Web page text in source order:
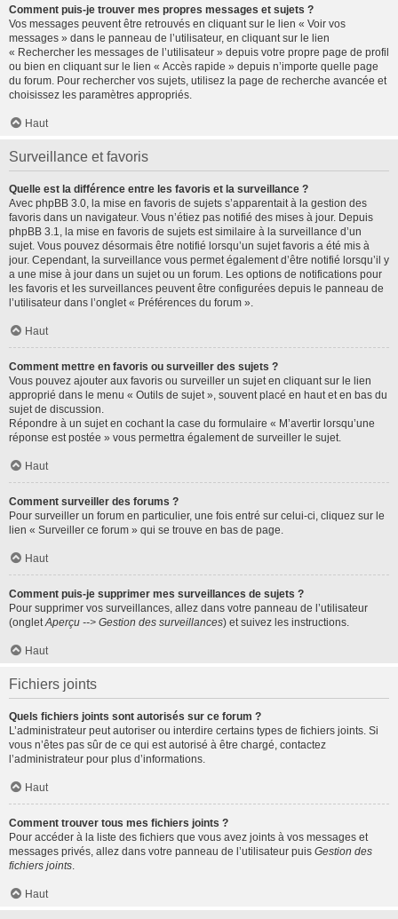
Comment puis-je trouver mes propres messages et sujets ?
Vos messages peuvent être retrouvés en cliquant sur le lien « Voir vos
messages » dans le panneau de l’utilisateur, en cliquant sur le lien
« Rechercher les messages de l’utilisateur » depuis votre propre page de profil
ou bien en cliquant sur le lien « Accès rapide » depuis n’importe quelle page
du forum. Pour rechercher vos sujets, utilisez la page de recherche avancée et
choisissez les paramètres appropriés.
Haut
Surveillance et favoris
Quelle est la différence entre les favoris et la surveillance ?
Avec phpBB 3.0, la mise en favoris de sujets s’apparentait à la gestion des
favoris dans un navigateur. Vous n’étiez pas notifié des mises à jour. Depuis
phpBB 3.1, la mise en favoris de sujets est similaire à la surveillance d’un
sujet. Vous pouvez désormais être notifié lorsqu’un sujet favoris a été mis à
jour. Cependant, la surveillance vous permet également d’être notifié lorsqu’il y
a une mise à jour dans un sujet ou un forum. Les options de notifications pour
les favoris et les surveillances peuvent être configurées depuis le panneau de
l’utilisateur dans l’onglet « Préférences du forum ».
Haut
Comment mettre en favoris ou surveiller des sujets ?
Vous pouvez ajouter aux favoris ou surveiller un sujet en cliquant sur le lien
approprié dans le menu « Outils de sujet », souvent placé en haut et en bas du
sujet de discussion.
Répondre à un sujet en cochant la case du formulaire « M’avertir lorsqu’une
réponse est postée » vous permettra également de surveiller le sujet.
Haut
Comment surveiller des forums ?
Pour surveiller un forum en particulier, une fois entré sur celui-ci, cliquez sur le
lien « Surveiller ce forum » qui se trouve en bas de page.
Haut
Comment puis-je supprimer mes surveillances de sujets ?
Pour supprimer vos surveillances, allez dans votre panneau de l’utilisateur
(ongletAperçu --> Gestion des surveillances) et suivez les instructions.
Haut
Fichiers joints
Quels fichiers joints sont autorisés sur ce forum ?
L’administrateur peut autoriser ou interdire certains types de fichiers joints. Si
vous n’êtes pas sûr de ce qui est autorisé à être chargé, contactez
l’administrateur pour plus d’informations.
Haut
Comment trouver tous mes fichiers joints ?
Pour accéder à la liste des fichiers que vous avez joints à vos messages et
messages privés, allez dans votre panneau de l’utilisateur puis Gestion des
fichiers joints.
Haut